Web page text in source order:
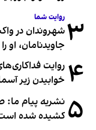
۳ روایت شما
شهروندان در
جاویدنامان، او
۴ خوابیدن زیر
۵ نشریه پیام ما:
کشیده شده